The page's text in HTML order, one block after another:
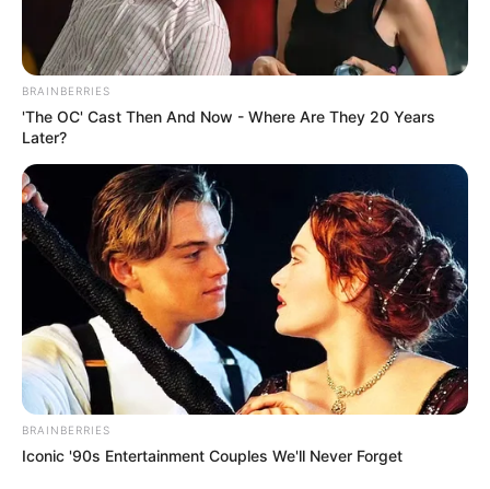
BRAINBERRIES
'The OC' Cast Then And Now - Where Are They 20 Years
Later?
BRAINBERRIES
Iconic '90s Entertainment Couples We'll Never Forget